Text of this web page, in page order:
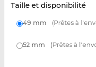
Taille et disponibilité
49 mm (Prêtes à
52 mm (Prêtes à